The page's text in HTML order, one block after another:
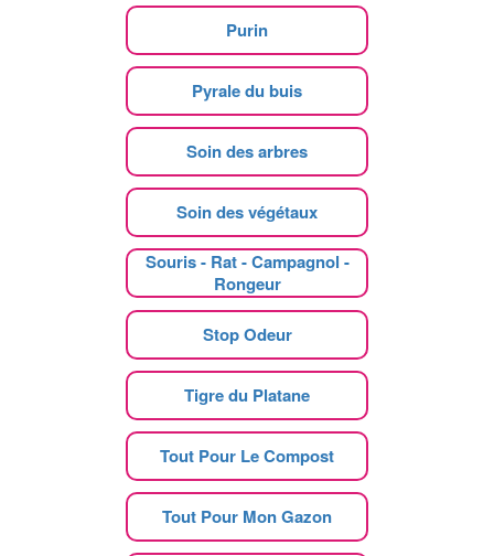
Purin
Pyrale du buis
Soin des arbres
Soin des végétaux
Souris - Rat - Campagnol -
Rongeur
Stop Odeur
Tigre du Platane
Tout Pour Le Compost
Tout Pour Mon Gazon